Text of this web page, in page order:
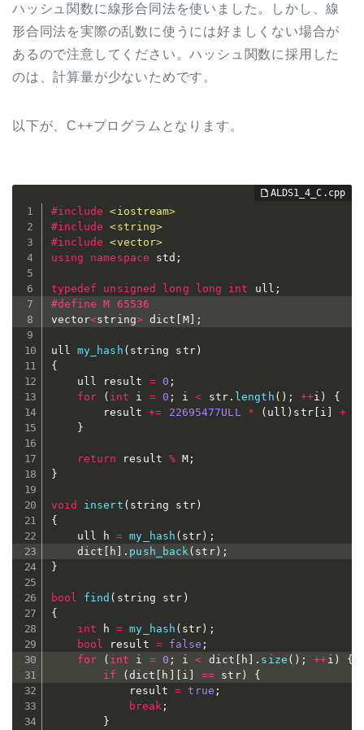
ハッシュ関数に線形合同法を使いました。しかし、線
形合同法を実際の乱数に使うには好ましくない場合が
あるので注意してください。ハッシュ関数に採用した
のは、計算量が少ないためです。
以下が、C++プログラムとなります。
#include
<iostream>
#include
<string>
#include
<vector>
using
namespace std ;
typedef unsigned long long int ull ;
#define M 65536
vector<string> dict M] ;
ull my_hash ( string str)
{
	ull result
= 0 ;
for
( int i = 0 ; i < str. length ( ) ; ++i )
{
		result
+= 22695477ULL * ( ull ) str[ i +
}
return result % M ;
}
void insert ( string str)
{
	ull h
= my_hash ( str ) ;
	dict
h . push_back( str) ;
}
bool find ( string str )
{
int h = my_hash ( str ) ;
bool result = false ;
for
( int i = 0 ; i < dict h . size ( ) ; ++i )
{
if
( dict h i == str)
{
			result
= true ;
break ;
}